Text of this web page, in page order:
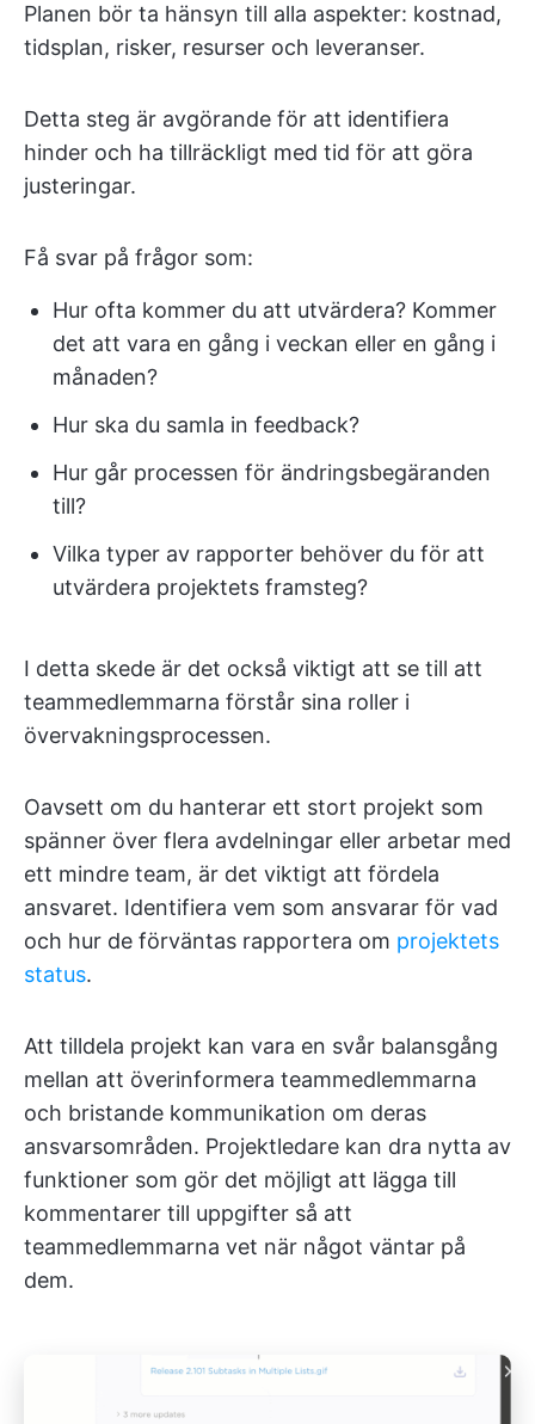
Planen bör ta hänsyn till alla aspekter: kostnad,
tidsplan, risker, resurser och leveranser.
Detta steg är avgörande för att identifiera
hinder och ha tillräckligt med tid för att göra
justeringar.
Få svar på frågor som:
Hur ofta kommer du att utvärdera? Kommer
det att vara en gång i veckan eller en gång i
månaden?
Hur ska du samla in feedback?
Hur går processen för ändringsbegäranden
till?
Vilka typer av rapporter behöver du för att
utvärdera projektets framsteg?
I detta skede är det också viktigt att se till att
teammedlemmarna förstår sina roller i
övervakningsprocessen.
Oavsett om du hanterar ett stort projekt som
spänner över flera avdelningar eller arbetar med
ett mindre team, är det viktigt att fördela
ansvaret. Identifiera vem som ansvarar för vad
och hur de förväntas rapportera om projektets
status.
Att tilldela projekt kan vara en svår balansgång
mellan att överinformera teammedlemmarna
och bristande kommunikation om deras
ansvarsområden. Projektledare kan dra nytta av
funktioner som gör det möjligt att lägga till
kommentarer till uppgifter så att
teammedlemmarna vet när något väntar på
dem.